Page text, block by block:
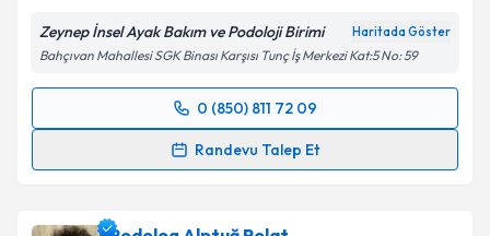
Zeynep İnsel Ayak Bakım ve Podoloji Birimi Haritada Göster
Bahçıvan Mahallesi SGK Binası Karşısı Tunç İş Merkezi Kat:5 No: 59
0 (850) 811 72 09
Randevu Talep Et
Randevu Takvimi Talebi